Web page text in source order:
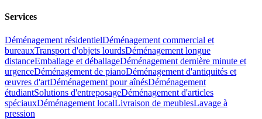
Services
Déménagement résidentielDéménagement commercial et
bureauxTransport d'objets lourdsDéménagement longue
distanceEmballage et déballageDéménagement dernière minute et
urgenceDéménagement de pianoDéménagement d'antiquités et
œuvres d'artDéménagement pour aînésDéménagement
étudiantSolutions d'entreposageDéménagement d'articles
spéciauxDéménagement localLivraison de meublesLavage à
pression